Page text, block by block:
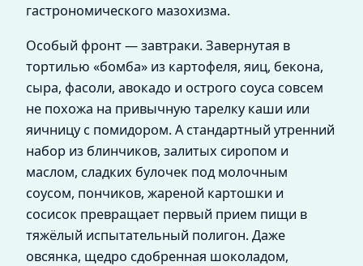
гастрономического мазохизма.
Особый фронт — завтраки. Завернутая в
тортилью «бомба» из картофеля, яиц, бекона,
сыра, фасоли, авокадо и острого соуса совсем
не похожа на привычную тарелку каши или
яичницу с помидором. А стандартный утренний
набор из блинчиков, залитых сиропом и
маслом, сладких булочек под молочным
соусом, пончиков, жареной картошки и
сосисок превращает первый прием пищи в
тяжёлый испытательный полигон. Даже
овсянка, щедро сдобренная шоколадом,